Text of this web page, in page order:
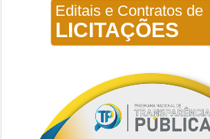
Editais e Contratos de
LICITAÇÕES